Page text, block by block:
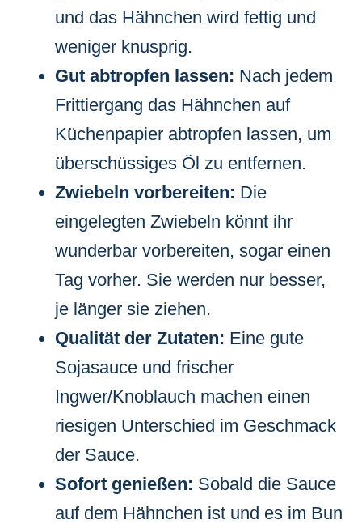
und das Hähnchen wird fettig und
weniger knusprig.
Gut abtropfen lassen: Nach jedem
Frittiergang das Hähnchen auf
Küchenpapier abtropfen lassen, um
überschüssiges Öl zu entfernen.
Zwiebeln vorbereiten: Die
eingelegten Zwiebeln könnt ihr
wunderbar vorbereiten, sogar einen
Tag vorher. Sie werden nur besser,
je länger sie ziehen.
Qualität der Zutaten: Eine gute
Sojasauce und frischer
Ingwer/Knoblauch machen einen
riesigen Unterschied im Geschmack
der Sauce.
Sofort genießen: Sobald die Sauce
auf dem Hähnchen ist und es im Bun